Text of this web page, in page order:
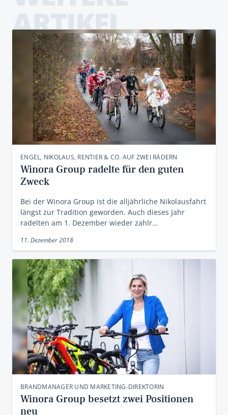
ARTIKEL
ENGEL, NIKOLAUS, RENTIER & CO. AUF ZWEI RÄDERN
Winora Group radelte für den guten
Zweck
Bei der Winora Group ist die alljährliche Nikolausfahrt
längst zur Tradition geworden. Auch dieses Jahr
radelten am 1. Dezember wieder zahlr…
11. Dezember 2018
BRANDMANAGER UND MARKETING-DIREKTORIN
Winora Group besetzt zwei Positionen
neu